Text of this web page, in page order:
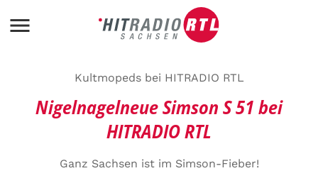
Kultmopeds bei HITRADIO RTL
Nigelnagelneue Simson S 51 bei
HITRADIO RTL
Ganz Sachsen ist im Simson-Fieber!